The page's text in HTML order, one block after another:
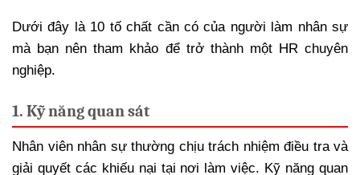
Dưới đây là 10 tố chất cần có của người làm nhân sự
mà bạn nên tham khảo để trở thành một HR chuyên
nghiệp.
1. Kỹ năng quan sát
Nhân viên nhân sự thường chịu trách nhiệm điều tra và
giải quyết các khiếu nại tại nơi làm việc. Kỹ năng quan